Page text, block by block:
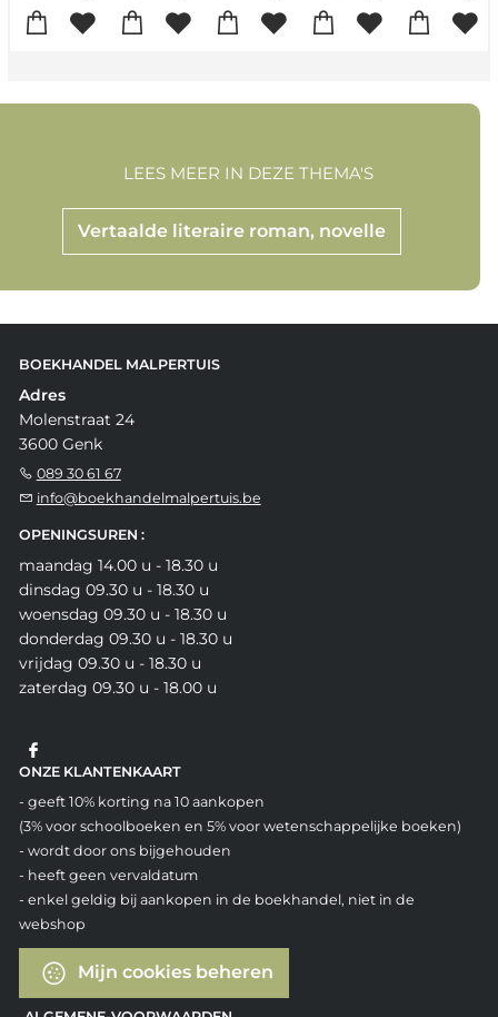
Vertaalde literaire roman, novelle
LEES MEER IN DEZE THEMA'S
BOEKHANDEL MALPERTUIS
Adres
Molenstraat 24
3600 Genk
089 30 61 67
info@boekhandelmalpertuis.be
OPENINGSUREN :
maandag 14.00 u - 18.30 u
dinsdag 09.30 u - 18.30 u
woensdag 09.30 u - 18.30 u
donderdag 09.30 u - 18.30 u
vrijdag 09.30 u - 18.30 u
zaterdag 09.30 u - 18.00 u
ONZE KLANTENKAART
- geeft 10% korting na 10 aankopen
(3% voor schoolboeken en 5% voor wetenschappelijke boeken)
- wordt door ons bijgehouden
- heeft geen vervaldatum
- enkel geldig bij aankopen in de boekhandel, niet in de
webshop
Mijn cookies beheren